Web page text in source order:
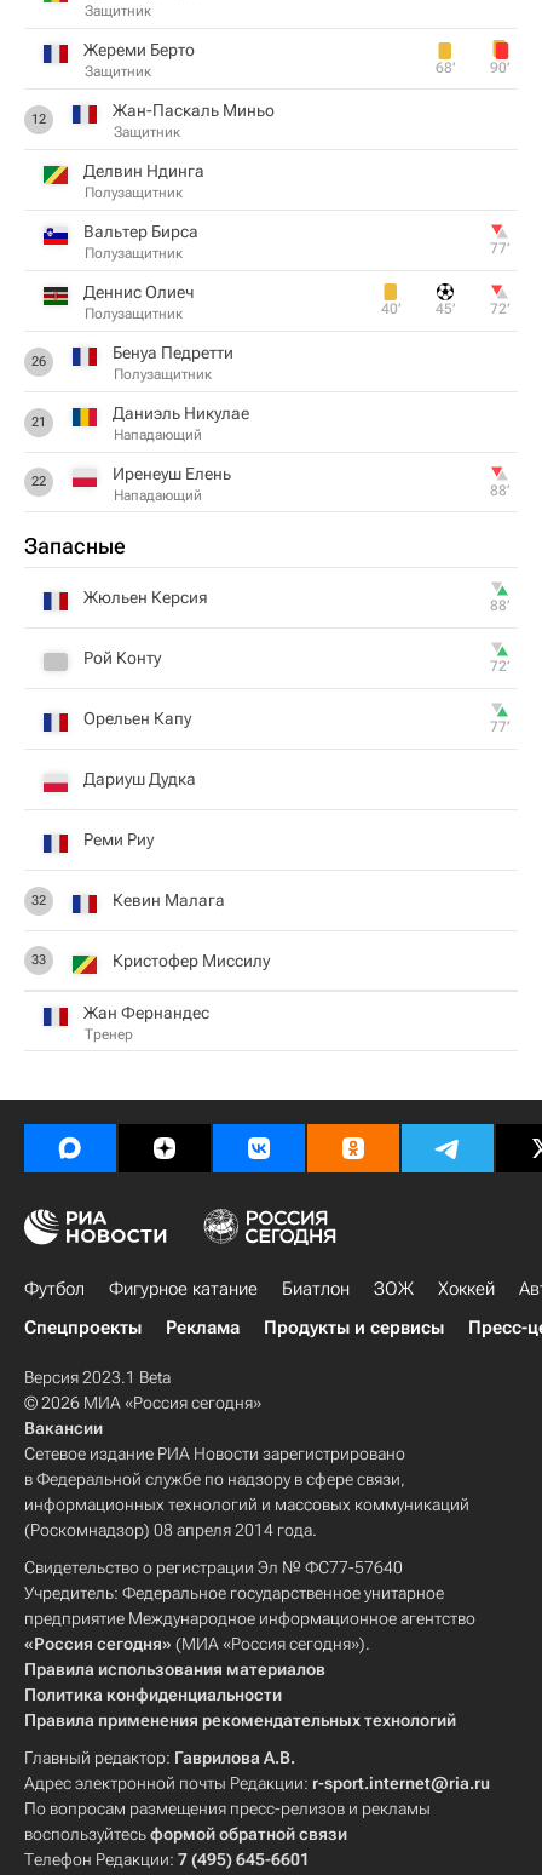
Защитник
Жереми Берто
Защитник 68‎’‎ 90‎’‎
12 Жан-Паскаль Миньо
Защитник
Делвин Ндинга
Полузащитник
Вальтер Бирса
Полузащитник 77‎’‎
Деннис Олиеч
Полузащитник 40‎’‎ 45‎’‎ 72‎’‎
26 Бенуа Педретти
Полузащитник
21 Даниэль Никулае
Нападающий
22 Иренеуш Елень
Нападающий 88‎’‎
Запасные
Жюльен Керсия 88‎’‎
Рой Конту 72‎’‎
Орельен Капу 77‎’‎
Дариуш Дудка
Реми Риу
32 Кевин Малага
33 Кристофер Миссилу
Жан Фернандес
Тренер
Футбол Фигурное катание Биатлон ЗОЖ Хоккей
Спецпроекты
Реклама Продукты и сервисы Пресс-
Версия 2023.1 Beta
© 2026 МИА «Россия сегодня»
Вакансии
Сетевое издание РИА Новости зарегистрировано
в Федеральной службе по надзору в сфере связи,
информационных технологий и массовых коммуникаций
(Роскомнадзор) 08 апреля 2014 года.
Свидетельство о регистрации Эл № ФС77-57640
Учредитель: Федеральное государственное унитарное
предприятие Международное информационное агентство
«Россия сегодня» (МИА «Россия сегодня»).
Правила использования материалов
Политика конфиденциальности
Правила применения рекомендательных технологий
Главный редактор: Гаврилова А.В.
Адрес электронной почты Редакции: r-sport.internet@ria.ru
По вопросам размещения пресс-релизов и рекламы
воспользуйтесьформой обратной связи
Телефон Редакции: 7 (495) 645-6601